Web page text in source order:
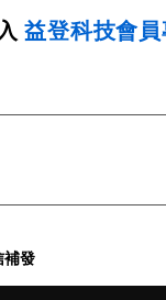
益登科技會員
補發